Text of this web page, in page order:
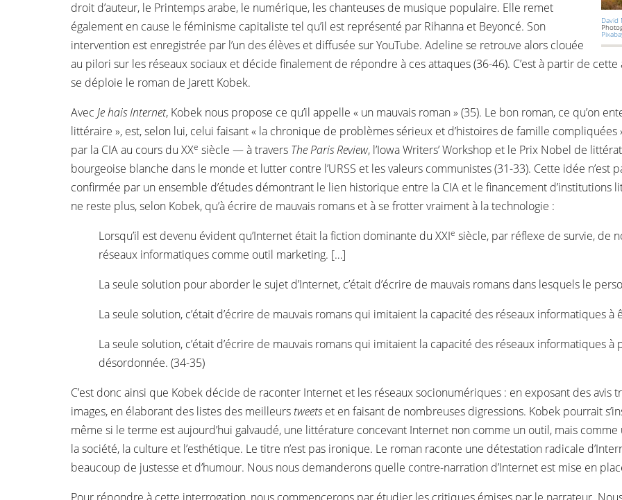
David
droit d’auteur, le Printemps arabe, le numérique, les chanteuses de musique populaire. Elle remet
également en cause le féminisme capitaliste tel qu’il est représenté par Rihanna et Beyoncé. Son
intervention est enregistrée par l’un des élèves et diffusée sur YouTube. Adeline se retrouve alors clouée
au pilori sur les réseaux sociaux et décide finalement de répondre à ces attaques (36-46). C’est à partir de
se déploie le roman de Jarett Kobek.
Avec Je hais Internet, Kobek nous propose ce qu’il appelle « un mauvais roman » (35). Le bon roman, ce qu’on
littéraire », est, selon lui, celui faisant « la chronique de problèmes sérieux et d’histoires de famille
par la CIA au cours du XXe siècle — à travers TheParis Review, l’Iowa Writers’ Workshop et le Prix Nobel de
bourgeoise blanche dans le monde et lutter contre l’URSS et les valeurs communistes (31-33). Cette idée n’est
confirmée par un ensemble d’études démontrant le lien historique entre la CIA et le financement d’institutions
ne reste plus, selon Kobek, qu’à écrire de mauvais romans et à se frotter vraiment à la technologie :
Lorsqu’il est devenu évident qu’Internet était la fiction dominante du XXIe siècle, par réflexe de survie, de
réseaux informatiques comme outil marketing. […]
La seule solution pour aborder le sujet d’Internet, c’était d’écrire de mauvais romans dans lesquels le
La seule solution, c’était d’écrire de mauvais romans qui imitaient la capacité des réseaux informatiques
La seule solution, c’était d’écrire de mauvais romans qui imitaient la capacité des réseaux informatiques
désordonnée. (34-35)
C’est donc ainsi que Kobek décide de raconter Internet et les réseaux socionumériques : en exposant des avis
images, en élaborant des listes des meilleurs tweetset en faisant de nombreuses digressions. Kobek pourrait
même si le terme est aujourd’hui galvaudé, une littérature concevant Internet non comme un outil, mais
la société, la culture et l’esthétique. Le titre n’est pas ironique. Le roman raconte une détestation radicale
beaucoup de justesse et d’humour. Nous nous demanderons quelle contre-narration d’Internet est mise en